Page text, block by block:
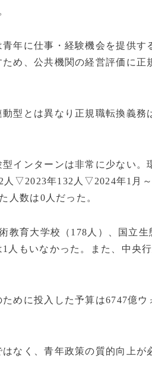
年に仕事・経験機会を提供す
め、公共機関の経営評価に正
型とは異なり正規職転換義務
インターンは非常に少ない
▽2023年132人▽2024年1月
人数は0人だった。
教育大学校（178人）、国立
人もいなかった。また、中央
めに投入した予算は6747億ウ
なく、青年政策の質的向上が